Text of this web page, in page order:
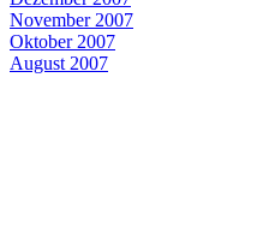
November 2007
Oktober 2007
August 2007